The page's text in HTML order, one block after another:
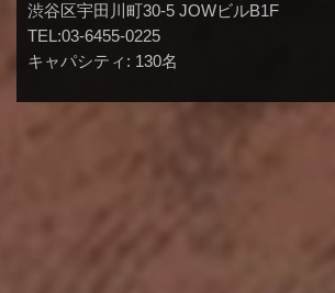
渋谷区宇田川町30-5 JOWビルB1F
TEL:03-6455-0225
キャパシティ: 130名